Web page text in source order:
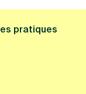
pratiques